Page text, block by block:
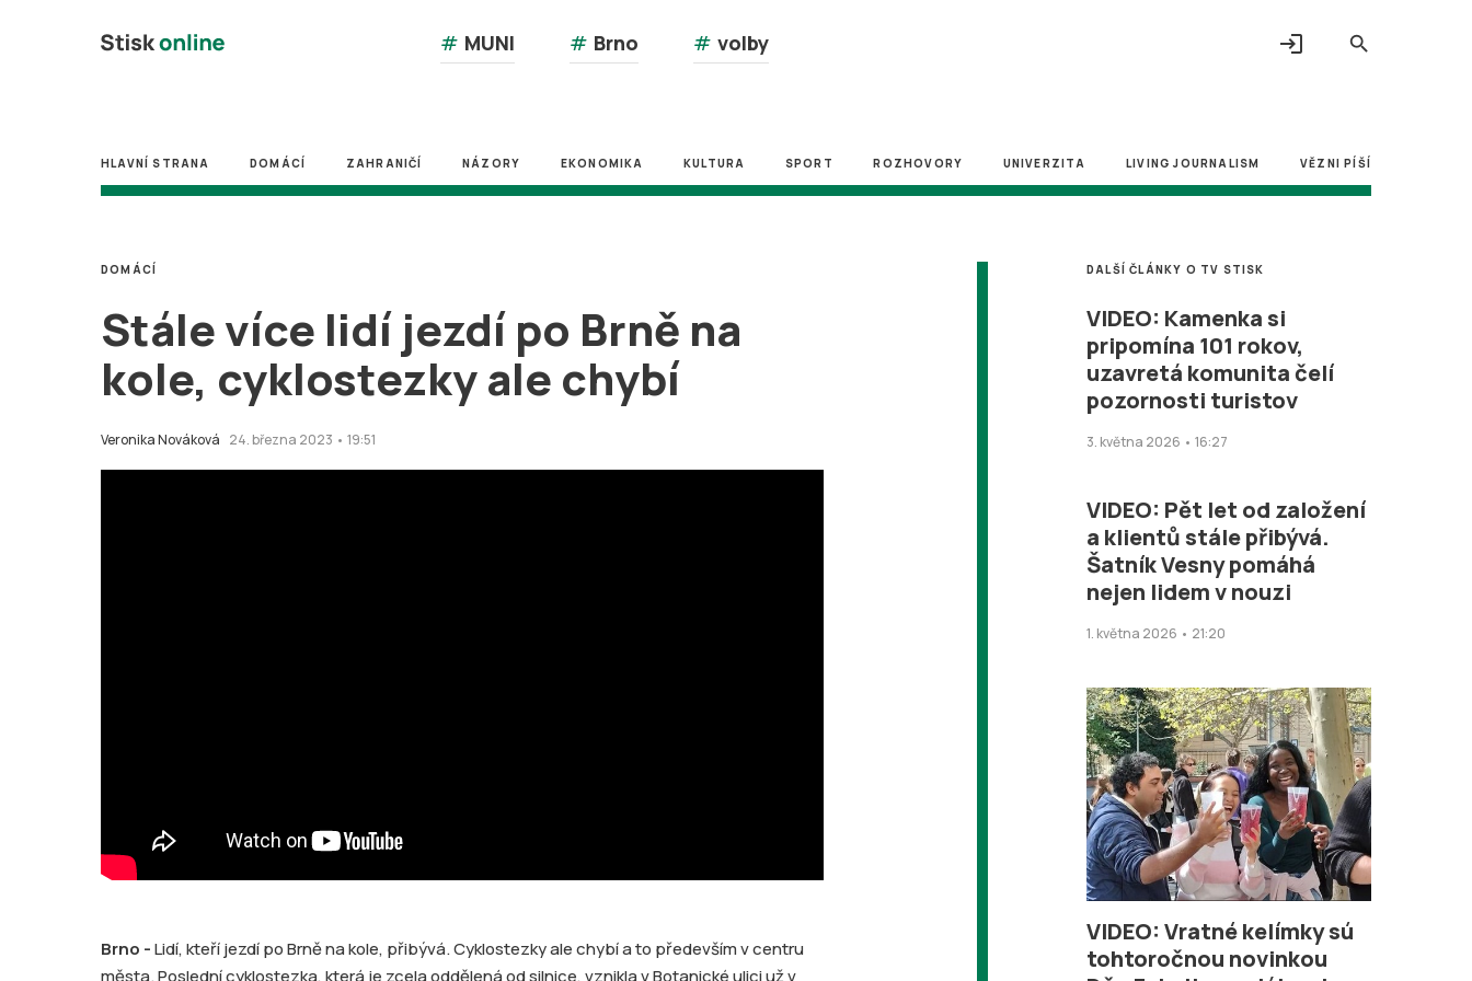
search
# MUNI # Brno # volby login
HLAVNÍ STRANA DOMÁCÍ ZAHRANIČÍ NÁZORY EKONOMIKA KULTURA SPORT ROZHOVORY UNIVERZITA LIVING JOURNALISM VĚZNI PÍŠÍ
Stále více lidí jezdí po Brně na
kole, cyklostezky ale chybí
Veronika Nováková 24. března 2023 • 19:51
DOMÁCÍ
Brno -Lidí, kteří jezdí po Brně na kole, přibývá. Cyklostezky ale chybí a to především v centru
města. Poslední cyklostezka, která je zcela oddělená od silnice, vznikla v Botanické ulici už v
DALŠÍ ČLÁNKY O TV STISK
VIDEO: Kamenka si
pripomína 101 rokov,
uzavretá komunita čelí
pozornosti turistov
3. května 2026 • 16:27
VIDEO: Pět let od založení
a klientů stále přibývá.
Šatník Vesny pomáhá
nejen lidem v nouzi
1. května 2026 • 21:20
VIDEO: Vratné kelímky sú
tohtoročnou novinkou